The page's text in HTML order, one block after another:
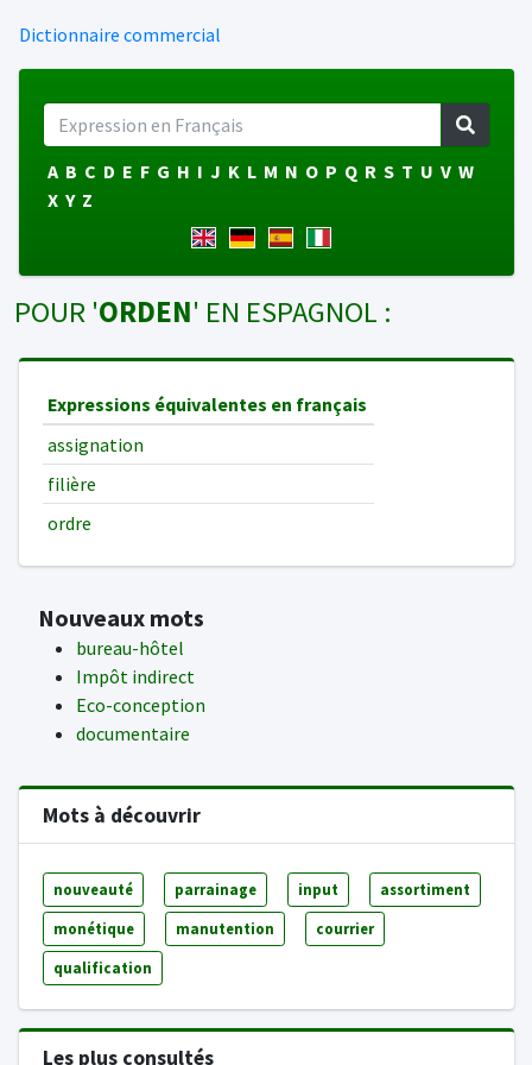
Dictionnaire commercial
A B C D E F G H I J K L M N O P Q R S T U V W
X Y Z
POUR 'ORDEN' EN ESPAGNOL :
Expressions équivalentes en français
assignation
filière
ordre
Nouveaux mots
bureau-hôtel
Impôt indirect
Eco-conception
documentaire
Mots à découvrir
nouveauté parrainage input assortiment
monétique manutention courrier
qualification
Les plus consultés